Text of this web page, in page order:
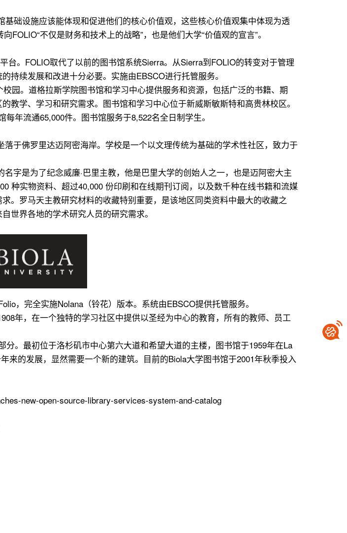
础设施应该能体现和促进他们的核心价值观，这些核心价值观集中体现为透
不仅是财务和技术上的战略”，也是他们大学“价值观的宣言”。
。FOLIO取代了以前的图书馆系统Sierra。从Sierra到FOLIO的转变对于管理
持续发展和改进十分必要。实施由EBSCO进行托管服务。
园。道格拉斯学院图书馆和学习中心提供服务和资源，包括广泛的书籍、期
学、学习和研究需求。图书馆和学习中心位于新威斯敏斯特和高贵林校区。
年流通65,000件。图书馆服务于8,522名全日制学生。
于佛罗里达迈阿密海岸。学校是一个以文理传统为基础的学术性社区，致力于
字是为了纪念威廉·巴里主教，他是巴里大学的创始人之一，也是迈阿密大主
种实物资料、超过40,000 份印刷和在线期刊订阅，以及数千种在线书籍和流媒
。罗马天主教研究材料的收藏特别重要，是该地区同类资料中最大的收藏之
世界各地的学术研究人员的研究需求。
，完全实施Nolana（铃花）版本。系统由EBSCO提供托管服务。
年，在一个独特的学习社区中提供以圣经为中心的教育，所有的教师、员工
。最初位于洛杉矶市中心第六大道和希望大道的主楼，图书馆于1959年在La
来的发展，显然需要一个新的建筑。目前的Biola大学图书馆于2001年秋季投入
new-open-source-library-services-system-and-catalog